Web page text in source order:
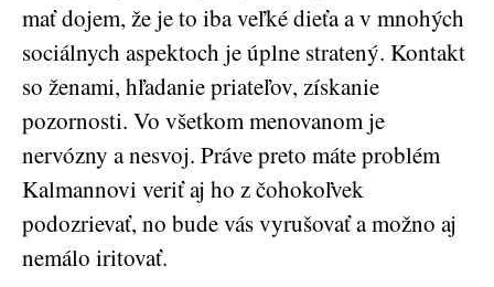
mať dojem, že je to iba veľké dieťa a v mnohých
sociálnych aspektoch je úplne stratený. Kontakt
so ženami, hľadanie priateľov, získanie
pozornosti. Vo všetkom menovanom je
nervózny a nesvoj. Práve preto máte problém
Kalmannovi veriť aj ho z čohokoľvek
podozrievať, no bude vás vyrušovať a možno aj
nemálo iritovať.